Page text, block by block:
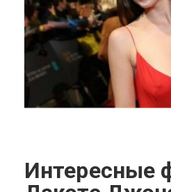
Интересные